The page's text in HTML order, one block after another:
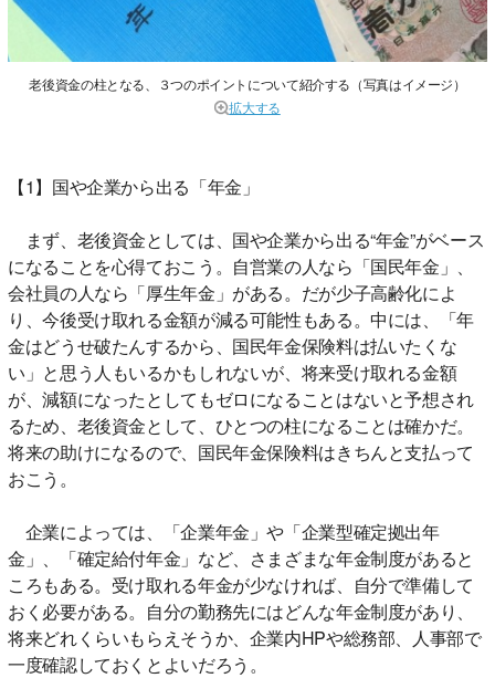
老後資金の柱となる、３つのポイントについて紹介する（写真はイメージ）
拡大する
【1】国や企業から出る「年金」
まず、老後資金としては、国や企業から出る“年金”がベース
になることを心得ておこう。自営業の人なら「国民年金」、
会社員の人なら「厚生年金」がある。だが少子高齢化によ
り、今後受け取れる金額が減る可能性もある。中には、「年
金はどうせ破たんするから、国民年金保険料は払いたくな
い」と思う人もいるかもしれないが、将来受け取れる金額
が、減額になったとしてもゼロになることはないと予想され
るため、老後資金として、ひとつの柱になることは確かだ。
将来の助けになるので、国民年金保険料はきちんと支払って
おこう。
企業によっては、「企業年金」や「企業型確定拠出年
金」、「確定給付年金」など、さまざまな年金制度があると
ころもある。受け取れる年金が少なければ、自分で準備して
おく必要がある。自分の勤務先にはどんな年金制度があり、
将来どれくらいもらえそうか、企業内HPや総務部、人事部で
一度確認しておくとよいだろう。